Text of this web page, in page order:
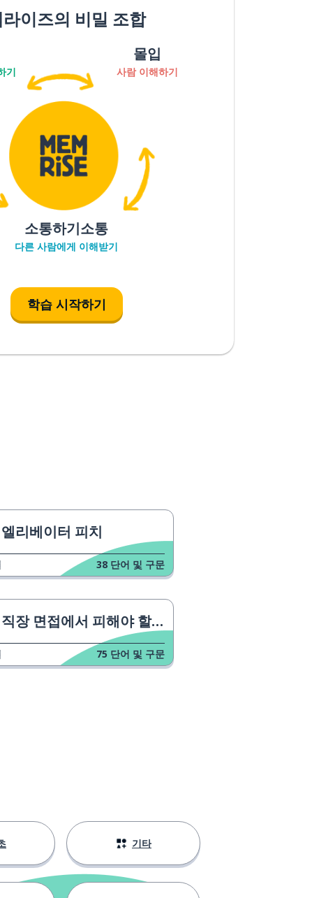
라이즈의 비밀 조합
기
몰입
사람 이해하기
소통하기소통
다른 사람에게 이해받기
학습 시작하기
엘리베이터 피치
38 단어 및 구문
직장 면접에서 피해야 할 것들
75 단어 및 구문
기타